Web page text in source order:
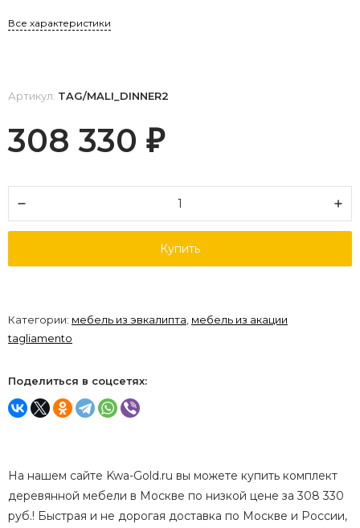
Все характеристики
Артикул: TAG/MALI_DINNER2
308 330 ₽
Купить
Категории: мебель из эвкалипта, мебель из акации
tagliamento
Поделиться в соцсетях:
На нашем сайте Kwa-Gold.ru вы можете купить комплект
деревянной мебели в Москве по низкой цене за 308 330
руб.! Быстрая и не дорогая доставка по Москве и России,